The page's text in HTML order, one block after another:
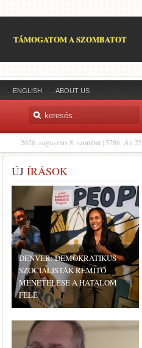
TÁMOGATOM A SZOMBATOT
ENGLISH ABOUT US
2026. augusztus 8, szombat | 5786. Áv 25
ÚJ ÍRÁSOK
DENVER: DEMOKRATIKUS
SZOCIALISTÁK RÉMÍTŐ
MENETELÉSE A HATALOM
FELÉ